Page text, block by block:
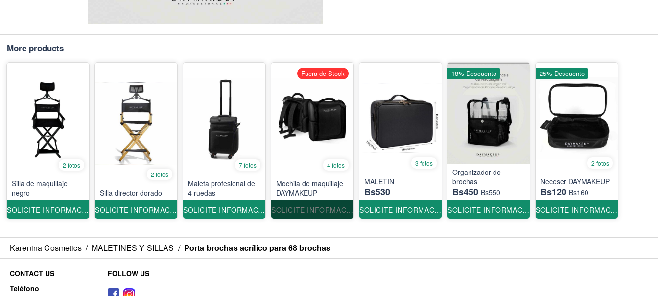
More products
2 fotos
Silla de maquillaje
negro
SOLICITE INFORMACION
2 fotos
Silla director dorado
SOLICITE INFORMACION
7 fotos
Maleta profesional de
4 ruedas
SOLICITE INFORMACION
4 fotos
Mochila de maquillaje
DAYMAKEUP
SOLICITE INFORMACION
Fuera de Stock
3 fotos
MALETIN
Bs530
SOLICITE INFORMACION
Organizador de
brochas
Bs450 Bs550
SOLICITE INFORMACION
18% Descuento
2 fotos
Neceser DAYMAKEUP
Bs120 Bs160
SOLICITE INFORMACION
25% Descuento
Karenina Cosmetics / MALETINES Y SILLAS / Porta brochas acrílico para 68 brochas
CONTACT US
Teléfono
FOLLOW US